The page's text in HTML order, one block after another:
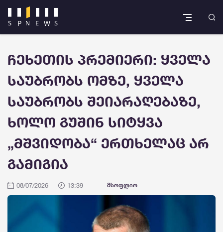
ჩეხეთის პრემიერი: ყველა
საუბრობს ომზე, ყველა
საუბრობს შეიარაღებაზე,
ხოლო გუშინ სიტყვა
„მშვიდობა“ ერთხელაც არ
გამიგია
08/07/2026 13:39 მსოფლიო